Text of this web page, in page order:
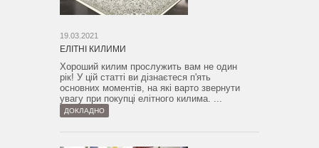
19.03.2021
ЕЛІТНІ КИЛИМИ
Хороший килим прослужить вам не один
рік! У цій статті ви дізнаєтеся п'ять
основних моментів, на які варто звернути
увагу при покупці елітного килима. ...
ДОКЛАДНО